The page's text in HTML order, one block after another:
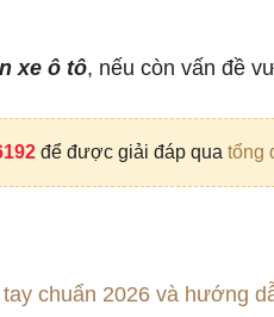
xe ô tô, nếu còn vấn đề
để được giải đáp qua tổng
chuẩn 2026 và hướng